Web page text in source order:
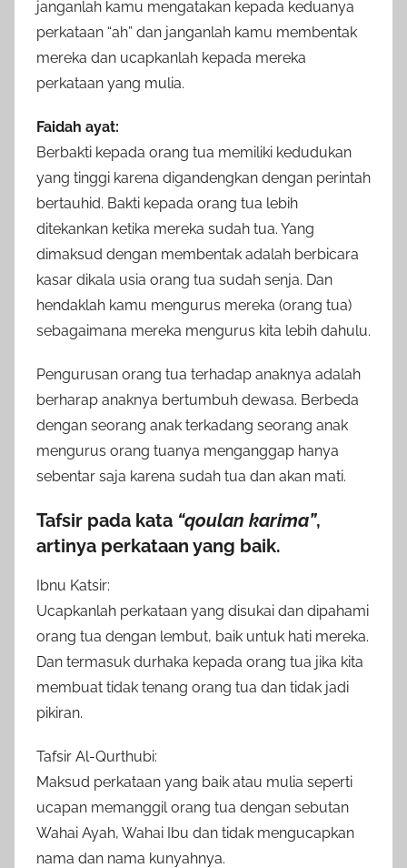
janganlah kamu mengatakan kepada keduanya
perkataan “ah” dan janganlah kamu membentak
mereka dan ucapkanlah kepada mereka
perkataan yang mulia.
Faidah ayat:
Berbakti kepada orang tua memiliki kedudukan
yang tinggi karena digandengkan dengan perintah
bertauhid. Bakti kepada orang tua lebih
ditekankan ketika mereka sudah tua. Yang
dimaksud dengan membentak adalah berbicara
kasar dikala usia orang tua sudah senja. Dan
hendaklah kamu mengurus mereka (orang tua)
sebagaimana mereka mengurus kita lebih dahulu.
Pengurusan orang tua terhadap anaknya adalah
berharap anaknya bertumbuh dewasa. Berbeda
dengan seorang anak terkadang seorang anak
mengurus orang tuanya menganggap hanya
sebentar saja karena sudah tua dan akan mati.
Tafsir pada kata “qoulan karima”,
artinya perkataan yang baik.
Ibnu Katsir:
Ucapkanlah perkataan yang disukai dan dipahami
orang tua dengan lembut, baik untuk hati mereka.
Dan termasuk durhaka kepada orang tua jika kita
membuat tidak tenang orang tua dan tidak jadi
pikiran.
Tafsir Al-Qurthubi:
Maksud perkataan yang baik atau mulia seperti
ucapan memanggil orang tua dengan sebutan
Wahai Ayah, Wahai Ibu dan tidak mengucapkan
nama dan nama kunyahnya.